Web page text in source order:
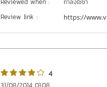
กำลังใช้ซ้ำ
Review link : https://
4